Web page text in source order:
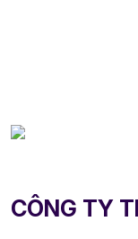
CÔNG TY